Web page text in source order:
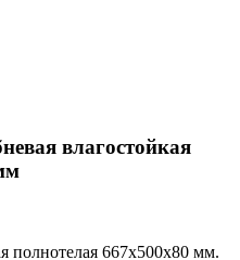
влагостойкая